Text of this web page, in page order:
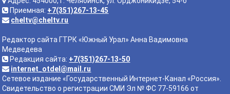
Приемная: +7(351)267-13-45
cheltv@cheltv.ru
Редактор сайта ГТРК «Южный Урал» Анна Вадимовна
Медведева
Редакция сайта: +7(351)267-13-50
internet_otdel@mail.ru
Сетевое издание «Государственный Интернет-Канал «Россия».
Свидетельство о регистрации СМИ Эл № ФС 77-59166 от